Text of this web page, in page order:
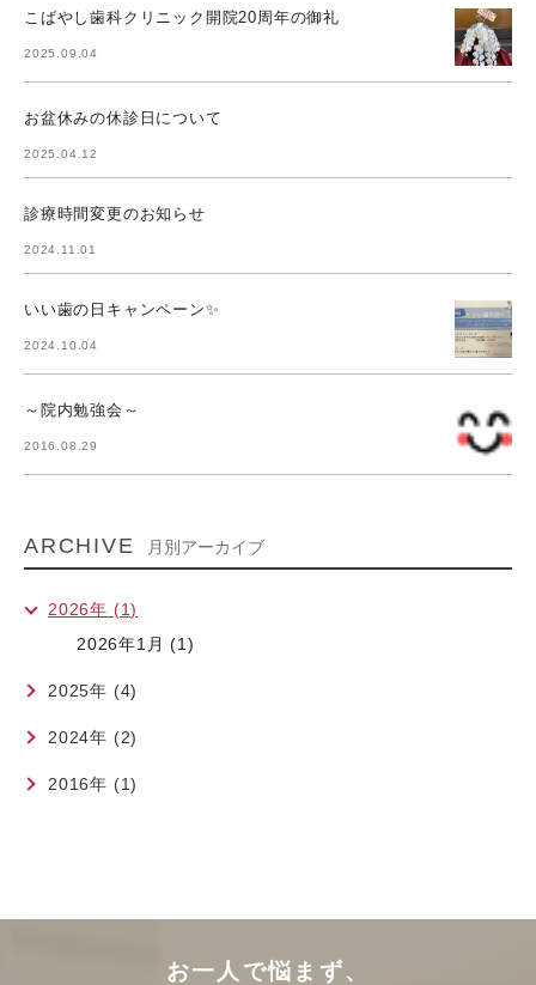
こばやし歯科クリニック開院20周年の御礼
2025.09.04
お盆休みの休診日について
2025.04.12
診療時間変更のお知らせ
2024.11.01
いい歯の日キャンペーン✨
2024.10.04
～院内勉強会～
2016.08.29
ARCHIVE 月別アーカイブ
2026年 (1)
2026年1月 (1)
2025年 (4)
2024年 (2)
2016年 (1)
お一人で悩まず、